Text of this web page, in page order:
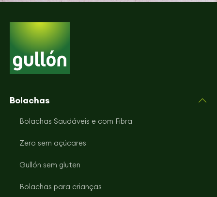
Bolachas
Bolachas Saudáveis e com Fibra
Zero sem açúcares
Gullón sem gluten
Bolachas para crianças